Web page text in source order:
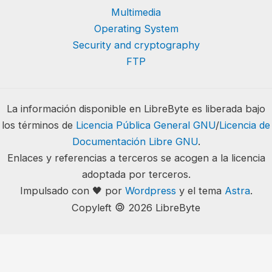
Multimedia
Operating System
Security and cryptography
FTP
La información disponible en LibreByte es liberada bajo
los términos de Licencia Pública General GNU/Licencia de
Documentación Libre GNU.
Enlaces y referencias a terceros se acogen a la licencia
adoptada por terceros.
Impulsado con 🖤 por Wordpress y el tema Astra.
Copyleft 🄯 2026 LibreByte